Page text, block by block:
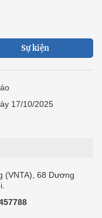
Sự kiện
17/10/2025
(VNTA), 68 Dương